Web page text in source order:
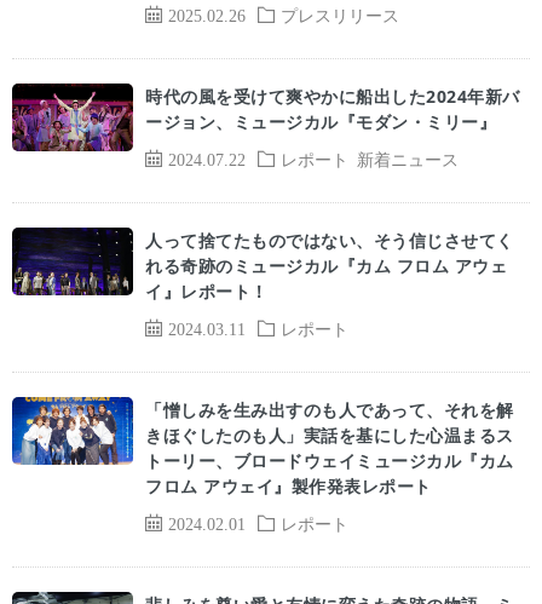
2025.02.26 プレスリリース
2024.07.22 レポート 新着ニュース
時代の風を受けて爽やかに船出した2024年新バ
ージョン、ミュージカル『モダン・ミリー』
2024.03.11 レポート
人って捨てたものではない、そう信じさせてく
れる奇跡のミュージカル『カム フロム アウェ
イ』レポート！
2024.02.01 レポート
「憎しみを生み出すのも人であって、それを解
きほぐしたのも人」実話を基にした心温まるス
トーリー、ブロードウェイミュージカル『カム
フロム アウェイ』製作発表レポート